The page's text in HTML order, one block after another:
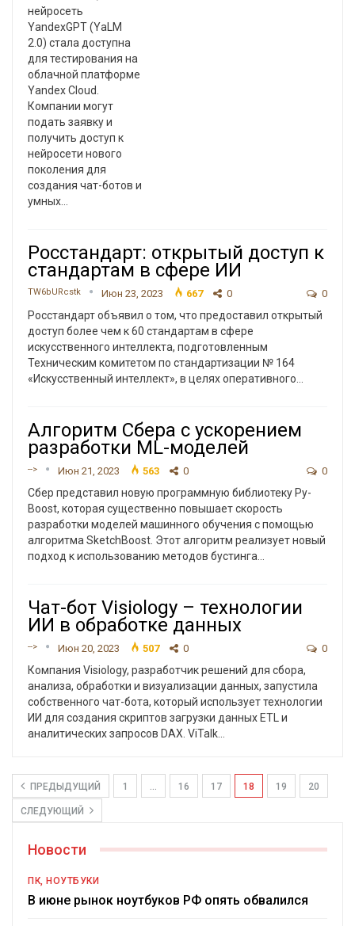
нейросеть
YandexGPT (YaLM
2.0) стала доступна
для тестирования на
облачной платформе
Yandex Cloud.
Компании могут
подать заявку и
получить доступ к
нейросети нового
поколения для
создания чат-ботов и
умных
Росстандарт: открытый доступ к
стандартам в сфере ИИ
TW6bURcstk Июн 23, 2023 667 0 0
Росстандарт объявил о том, что предоставил открытый
доступ более чем к 60 стандартам в сфере
искусственного интеллекта, подготовленным
Техническим комитетом по стандартизации № 164
«Искусственный интеллект», в целях оперативного
Алгоритм Сбера с ускорением
разработки ML-моделей
--> Июн 21, 2023 563 0 0
Сбер представил новую программную библиотеку Py-
Boost, которая существенно повышает скорость
разработки моделей машинного обучения с помощью
алгоритма SketchBoost. Этот алгоритм реализует новый
подход к использованию методов бустинга
Чат-бот Visiology – технологии
ИИ в обработке данных
--> Июн 20, 2023 507 0 0
Компания Visiology, разработчик решений для сбора,
анализа, обработки и визуализации данных, запустила
собственного чат-бота, который использует технологии
ИИ для создания скриптов загрузки данных ETL и
аналитических запросов DAX. ViTalk
ПРЕДЫДУЩИЙ 1 16 17 18 19 20
СЛЕДУЮЩИЙ
Новости
ПК, НОУТБУКИ
В июне рынок ноутбуков РФ опять обвалился